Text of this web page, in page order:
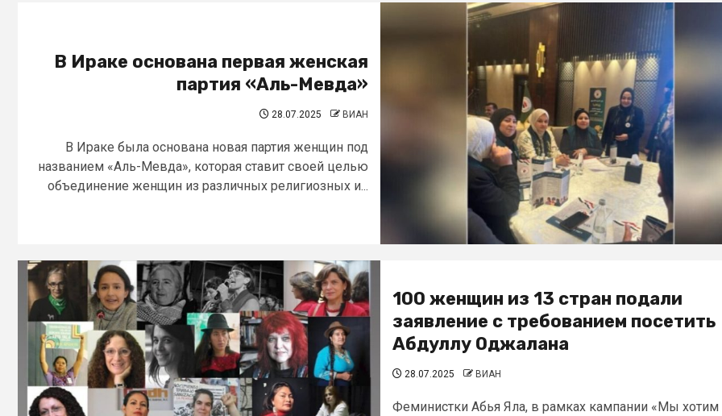
В Ираке основана первая женская
партия «Аль-Мевда»
28.07.2025 ВИАН
В Ираке была основана новая партия женщин под
названием «Аль-Мевда», которая ставит своей целью
объединение женщин из различных религиозных и...
100 женщин из 13 стран подали
заявление с требованием посетить
Абдуллу Оджалана
28.07.2025 ВИАН
Феминистки Абья Яла, в рамках кампании «Мы хотим